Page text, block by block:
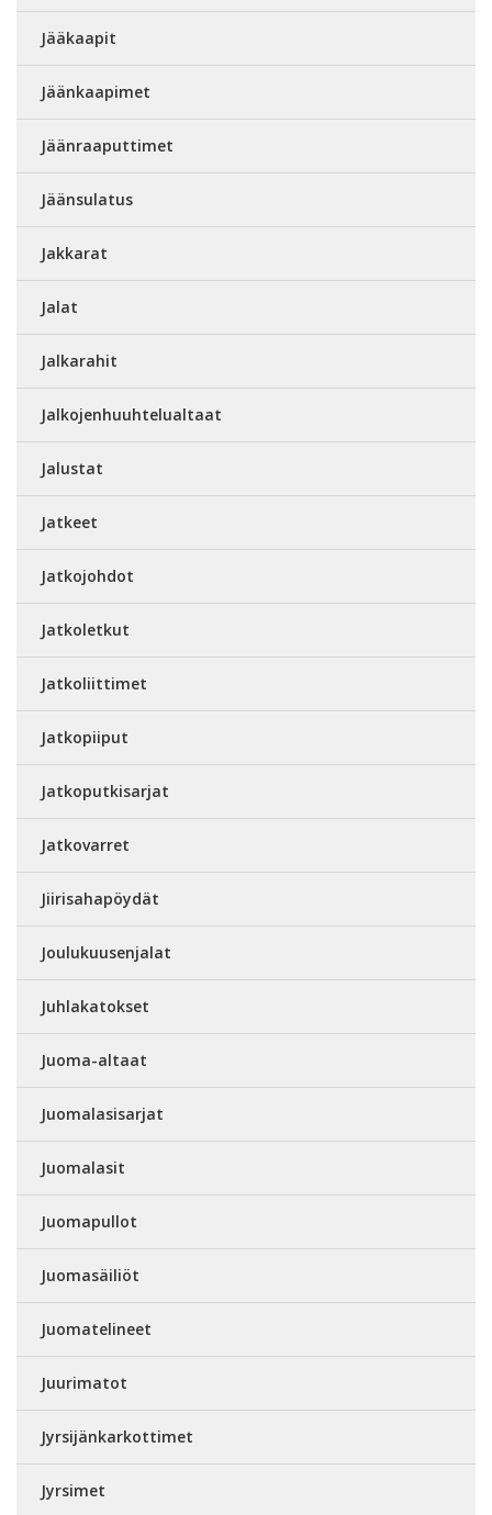
Jääkaapit
Jäänkaapimet
Jäänraaputtimet
Jäänsulatus
Jakkarat
Jalat
Jalkarahit
Jalkojenhuuhtelualtaat
Jalustat
Jatkeet
Jatkojohdot
Jatkoletkut
Jatkoliittimet
Jatkopiiput
Jatkoputkisarjat
Jatkovarret
Jiirisahapöydät
Joulukuusenjalat
Juhlakatokset
Juoma-altaat
Juomalasisarjat
Juomalasit
Juomapullot
Juomasäiliöt
Juomatelineet
Juurimatot
Jyrsijänkarkottimet
Jyrsimet